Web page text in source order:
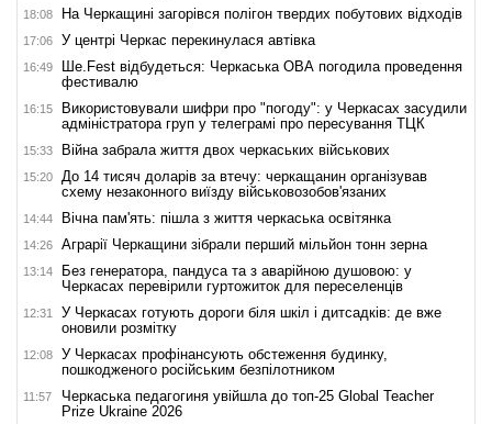
18:08 На Черкащині загорівся полігон твердих побутових відходів
17:06 У центрі Черкас перекинулася автівка
16:49
Ше.Fest відбудеться: Черкаська ОВА погодила проведення
фестивалю
16:15
Використовували шифри про "погоду": у Черкасах засудили
адміністратора груп у телеграмі про пересування ТЦК
15:33 Війна забрала життя двох черкаських військових
15:20
До 14 тисяч доларів за втечу: черкащанин організував
схему незаконного виїзду військовозобов'язаних
14:44 Вічна пам'ять: пішла з життя черкаська освітянка
14:26 Аграрії Черкащини зібрали перший мільйон тонн зерна
13:14
Без генератора, пандуса та з аварійною душовою: у
Черкасах перевірили гуртожиток для переселенців
12:31
У Черкасах готують дороги біля шкіл і дитсадків: де вже
оновили розмітку
12:08
У Черкасах профінансують обстеження будинку,
пошкодженого російським безпілотником
11:57
Черкаська педагогиня увійшла до топ-25 Global Teacher
Prize Ukraine 2026